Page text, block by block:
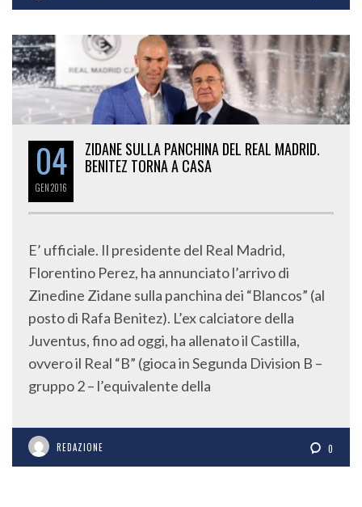
04
GEN2016
ZIDANE SULLA PANCHINA DEL REAL MADRID.
BENITEZ TORNA A CASA
E’ ufficiale. Il presidente del Real Madrid,
Florentino Perez, ha annunciato l’arrivo di
Zinedine Zidane sulla panchina dei “Blancos” (al
posto di Rafa Benitez). L’ex calciatore della
Juventus, fino ad oggi, ha allenato il Castilla,
ovvero il Real “B” (gioca in Segunda Division B –
gruppo 2 – l’equivalente della
REDAZIONE 0